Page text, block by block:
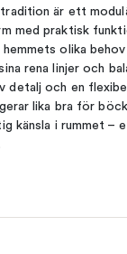
är ett
med praktisk
olika
rena linjer och
detalj och en
lika bra för
känsla i rummet –